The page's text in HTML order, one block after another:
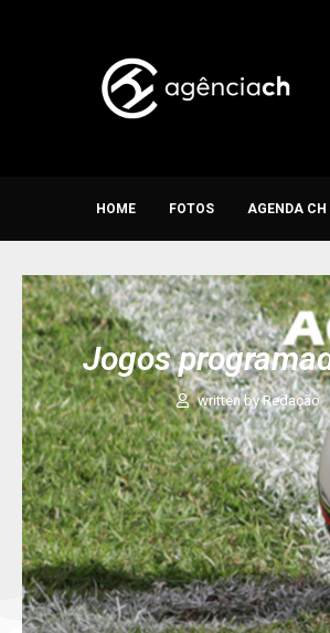
HOME FOTOS AGENDA CH
Jogos
written byRedação